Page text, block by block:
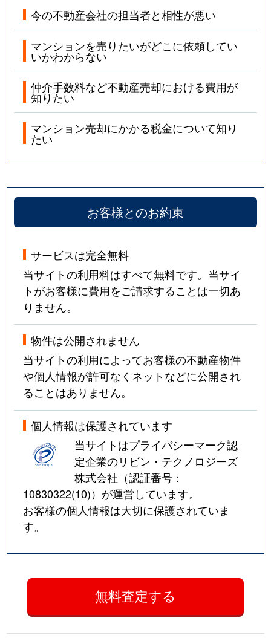
今の不動産会社の担当者と相性が悪い
マンションを売りたいがどこに依頼してい
いかわからない
仲介手数料など不動産売却における費用が
知りたい
マンション売却にかかる税金について知り
たい
お客様とのお約束
サービスは完全無料
当サイトの利用料はすべて無料です。当サイ
トがお客様に費用をご請求することは一切あ
りません。
物件は公開されません
当サイトの利用によってお客様の不動産物件
や個人情報が許可なくネットなどに公開され
ることはありません。
個人情報は保護されています
当サイトはプライバシーマーク認
定企業のリビン・テクノロジーズ
株式会社（認証番号：
10830322(10)）が運営しています。
お客様の個人情報は大切に保護されていま
す。